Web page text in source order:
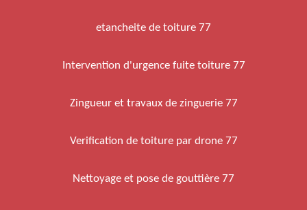
etancheite de toiture 77
Intervention d'urgence fuite toiture 77
Zingueur et travaux de zinguerie 77
Verification de toiture par drone 77
Nettoyage et pose de gouttière 77